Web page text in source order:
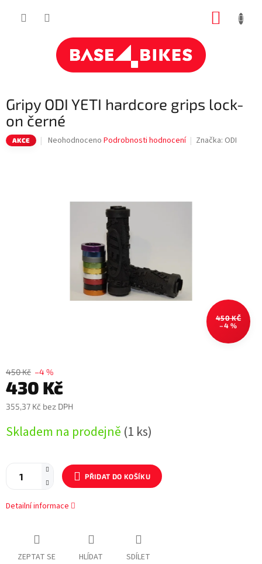
Gripy ODI YETI hardcore grips lock-
on černé
AKCE
Průměrné
Neohodnoceno Podrobnosti hodnocení Značka: ODI
450 KČ
–4 %
450 Kč –4 %
430 Kč
355,37 Kč bez DPH
cena:
Skladem na prodejně (1 ks)
PŘIDAT DO KOŠÍKU
Detailní informace
ZEPTAT SE HLÍDAT SDÍLET